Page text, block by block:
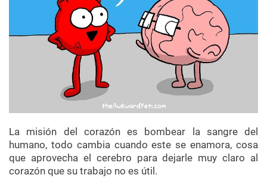
La misión del corazón es bombear la sangre del
humano, todo cambia cuando este se enamora, cosa
que aprovecha el cerebro para dejarle muy claro al
corazón que su trabajo no es útil.